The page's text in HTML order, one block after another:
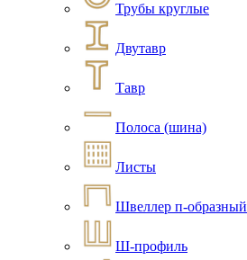
Трубы круглые
Двутавр
Тавр
Полоса (шина)
Листы
Швеллер п-образный
Ш-профиль